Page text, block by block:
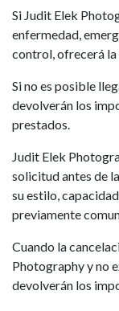
Si Judit Elek
enfermedad,
control, ofrecerá la
Si no es posible
devolverán los
prestados.
Judit Elek
solicitud antes de
su estilo,
previamente
Cuando la
Photography y no
devolverán los